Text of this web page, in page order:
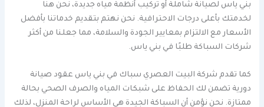
بني ياس لصيانة شاملة أو تركيب أنظمة مياه جديدة، نحن هنا
لخدمتك بأعلى درجات الاحترافية. نحن نهتم بتقديم خدماتنا بأفضل
الأسعار مع الالتزام بمعايير الجودة والسلامة، مما جعلنا من أكثر
شركات السباكة طلبًا في بني ياس.
كما تقدم شركة البيت العصري سباك في بني ياس عقود صيانة
دورية تضمن لك الحفاظ على شبكات المياه والصرف الصحي بحالة
ممتازة. نحن نؤمن أن السباكة الجيدة هي الأساس لراحة المنزل، لذلك